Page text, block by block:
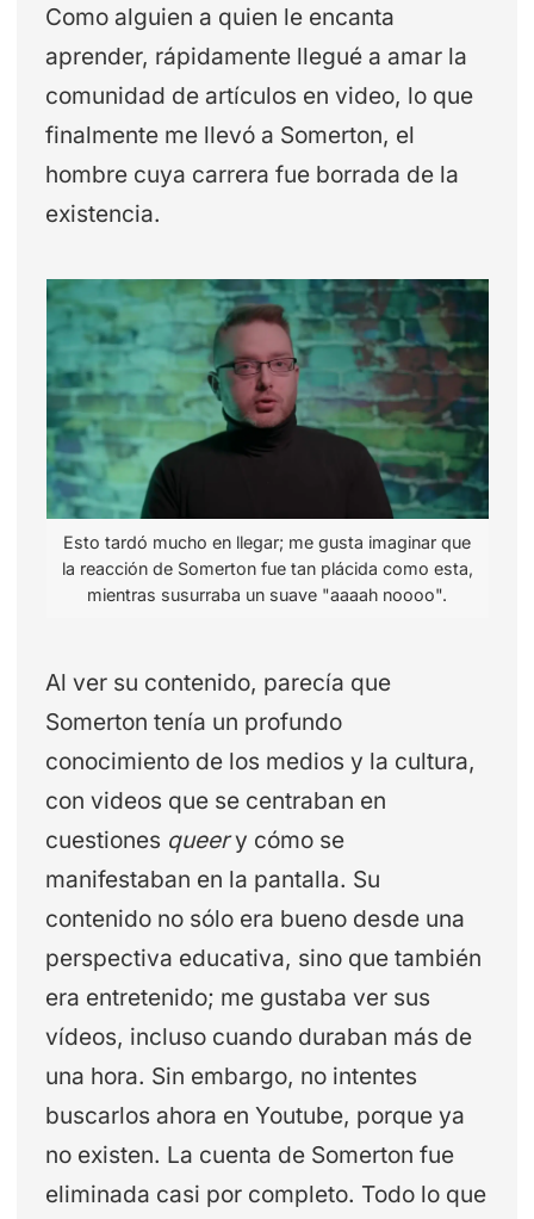
Como alguien a quien le encanta
aprender, rápidamente llegué a amar la
comunidad de artículos en video, lo que
finalmente me llevó a Somerton, el
hombre cuya carrera fue borrada de la
existencia.
Esto tardó mucho en llegar; me gusta imaginar que
la reacción de Somerton fue tan plácida como esta,
mientras susurraba un suave "aaaah noooo".
Al ver su contenido, parecía que
Somerton tenía un profundo
conocimiento de los medios y la cultura,
con videos que se centraban en
cuestiones queery cómo se
manifestaban en la pantalla. Su
contenido no sólo era bueno desde una
perspectiva educativa, sino que también
era entretenido; me gustaba ver sus
vídeos, incluso cuando duraban más de
una hora. Sin embargo, no intentes
buscarlos ahora en Youtube, porque ya
no existen. La cuenta de Somerton fue
eliminada casi por completo. Todo lo que